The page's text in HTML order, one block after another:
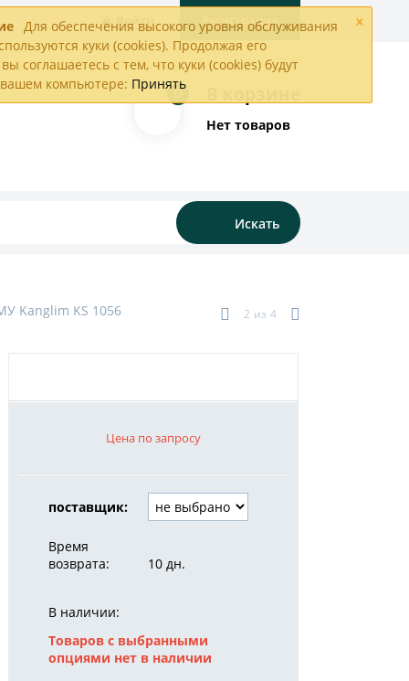
×
Для обеспечения высокого уровня обслуживания
куки (cookies). Продолжая его
соглашаетесь с тем, что куки (cookies) будут
вашем компьютере: Принять
Войти Регистрация
0
Нет товаров
Искать
Kanglim KS 1056 2 из 4
Цена по запросу
поставщик:
Время
возврата:
10 дн.
В наличии:
Товаров с выбранными
опциями нет в наличии